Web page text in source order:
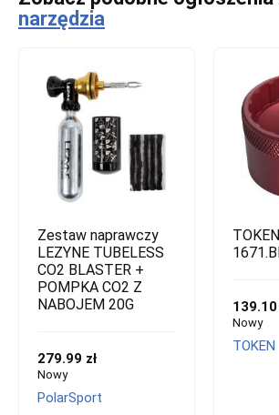
narzędzia
Zestaw naprawczy
LEZYNE TUBELESS
CO2 BLASTER +
POMPKA CO2 Z
NABOJEM 20G
279.99 zł
Nowy
PolarSport
139.10
Nowy
TOKEN